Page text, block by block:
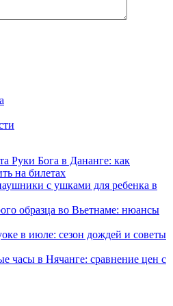
Руки Бога в Дананге: как
на билетах
с ушками для ребенка в
образца во Вьетнаме: нюансы
в июле: сезон дождей и советы
часы в Нячанге: сравнение цен с